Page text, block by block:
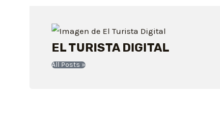
EL TURISTA DIGITAL
All Posts »